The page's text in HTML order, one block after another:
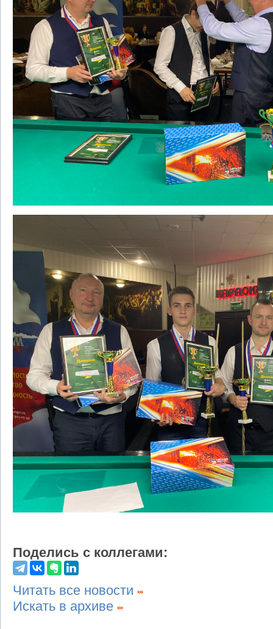
Поделись с коллегами:
Читать все новости
Искать в архиве